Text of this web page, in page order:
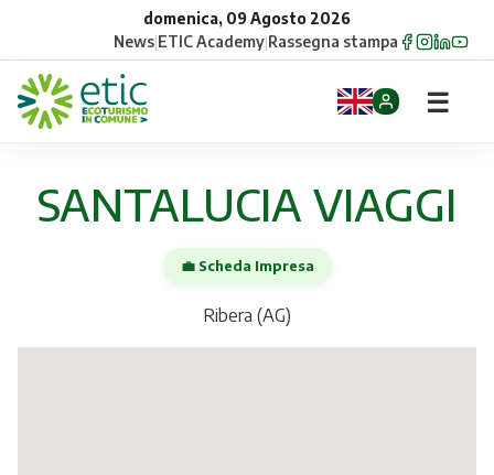
domenica, 09 Agosto 2026
News|ETIC Academy|Rassegna stampa
Opportunità
☰
SANTALUCIA VIAGGI
💼 Scheda Impresa
Ribera (AG)